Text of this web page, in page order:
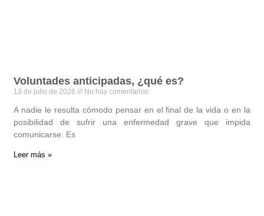
Voluntades anticipadas, ¿qué es?
13 de julio de 2026 No hay comentarios
A nadie le resulta cómodo pensar en el final de la vida o en la
posibilidad de sufrir una enfermedad grave que impida
comunicarse. Es
Leer más »